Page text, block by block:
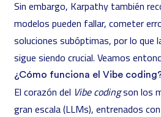
Sin embargo, Karpathy también
modelos pueden fallar, cometer
soluciones subóptimas, por lo que
sigue siendo crucial. Veamos
¿Cómo funciona el Vibe
El corazón del Vibe codingson los
gran escala (LLMs), entrenados